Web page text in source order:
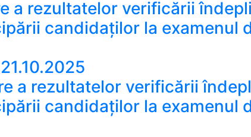
a rezultatelor verificării
candidaților la examenul
a rezultatelor verificării
candidaților la examenul